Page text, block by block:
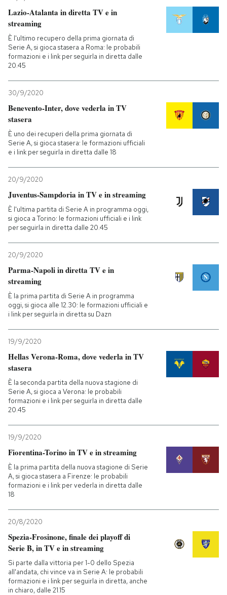
Lazio-Atalanta in diretta TV e in
streaming
È l'ultimo recupero della prima giornata di
Serie A, si gioca stasera a Roma: le probabili
formazioni e i link per seguirla in diretta dalle
20.45
30/9/2020
Benevento-Inter, dove vederla in TV
stasera
È uno dei recuperi della prima giornata di
Serie A, si gioca stasera: le formazioni ufficiali
e i link per seguirla in diretta dalle 18
20/9/2020
Juventus-Sampdoria in TV e in streaming
È l'ultima partita di Serie A in programma oggi,
si gioca a Torino: le formazioni ufficiali e i link
per seguirla in diretta dalle 20.45
20/9/2020
Parma-Napoli in diretta TV e in
streaming
È la prima partita di Serie A in programma
oggi, si gioca alle 12.30: le formazioni ufficiali e
i link per seguirla in diretta su Dazn
19/9/2020
Hellas Verona-Roma, dove vederla in TV
stasera
È la seconda partita della nuova stagione di
Serie A, si gioca a Verona: le probabili
formazioni e i link per seguirla in diretta dalle
20.45
19/9/2020
Fiorentina-Torino in TV e in streaming
È la prima partita della nuova stagione di Serie
A, si gioca stasera a Firenze: le probabili
formazioni e i link per vederla in diretta dalle
18
20/8/2020
Spezia-Frosinone, finale dei playoff di
Serie B, in TV e in streaming
Si parte dalla vittoria per 1-0 dello Spezia
all'andata, chi vince va in Serie A: le probabili
formazioni e i link per seguirla in diretta, anche
in chiaro, dalle 21.15